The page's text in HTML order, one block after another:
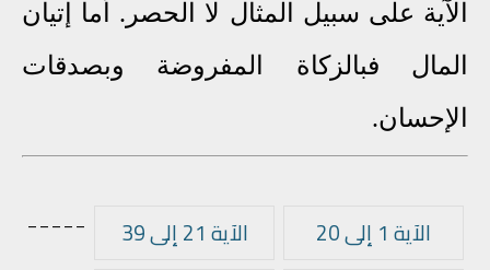
الآية على سبيل المثال لا الحصر. أما إتيان
المال فبالزكاة المفروضة وبصدقات
الإحسان.
الآية 1 إلى 20
الآية 21 إلى 39
_____